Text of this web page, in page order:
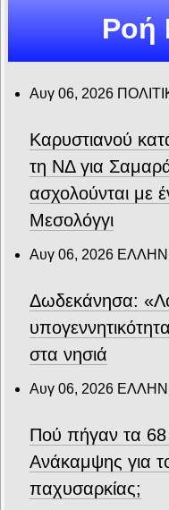
Ροή
Αυγ 06, 2026
Καρυστιανού
τη ΝΔ για Σαμαρά
ασχολούνται με
Μεσολόγγι
Αυγ 06, 2026
Δωδεκάνησα:
στα νησιά
Αυγ 06, 2026
Πού πήγαν τα 68
Ανάκαμψης για
παχυσαρκίας;